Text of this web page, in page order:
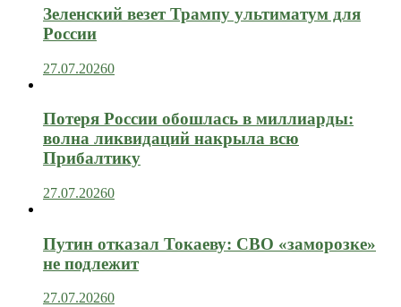
Зеленский везет Трампу ультиматум для
России
27.07.20260
Потеря России обошлась в миллиарды:
волна ликвидаций накрыла всю
Прибалтику
27.07.20260
Путин отказал Токаеву: СВО «заморозке»
не подлежит
27.07.20260